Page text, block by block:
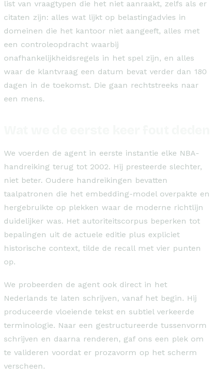
list van vraagtypen die het niet aanraakt, zelfs als er
citaten zijn: alles wat lijkt op belastingadvies in
domeinen die het kantoor niet aangeeft, alles met
een controleopdracht waarbij
onafhankelijkheidsregels in het spel zijn, en alles
waar de klantvraag een datum bevat verder dan 180
dagen in de toekomst. Die gaan rechtstreeks naar
een mens.
We voerden de agent in eerste instantie elke NBA-
handreiking terug tot 2002. Hij presteerde slechter,
niet beter. Oudere handreikingen bevatten
taalpatronen die het embedding-model overpakte en
hergebruikte op plekken waar de moderne richtlijn
duidelijker was. Het autoriteitscorpus beperken tot
bepalingen uit de actuele editie plus expliciet
historische context, tilde de recall met vier punten
op.
We probeerden de agent ook direct in het
Nederlands te laten schrijven, vanaf het begin. Hij
produceerde vloeiende tekst en subtiel verkeerde
terminologie. Naar een gestructureerde tussenvorm
schrijven en daarna renderen, gaf ons een plek om
te valideren voordat er prozavorm op het scherm
verscheen.